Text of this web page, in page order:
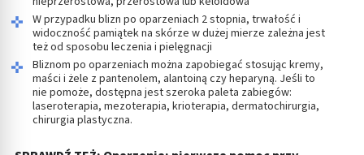
W przypadku blizn po oparzeniach 2 stopnia, trwałość i
widoczność pamiątek na skórze w dużej mierze zależna jest
też od sposobu leczenia i pielęgnacji
Bliznom po oparzeniach można zapobiegać stosując kremy,
maści i żele z pantenolem, alantoiną czy heparyną. Jeśli to
nie pomoże, dostępna jest szeroka paleta zabiegów:
laseroterapia, mezoterapia, krioterapia, dermatochirurgia,
chirurgia plastyczna.